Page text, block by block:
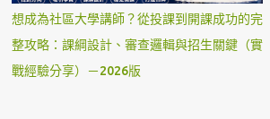
想成為社區大學講師？從投課到開課成功的完
整攻略：課綱設計、審查邏輯與招生關鍵（實
戰經驗分享）－2026版